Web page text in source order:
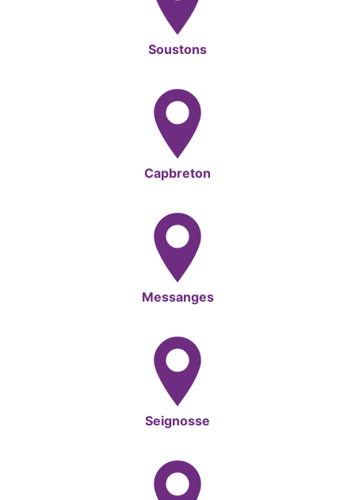
Soustons
Capbreton
Messanges
Seignosse